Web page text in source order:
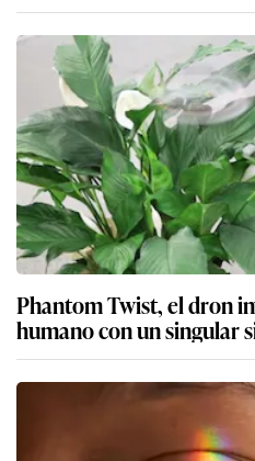
Phantom Twist, el dron
humano con un singular